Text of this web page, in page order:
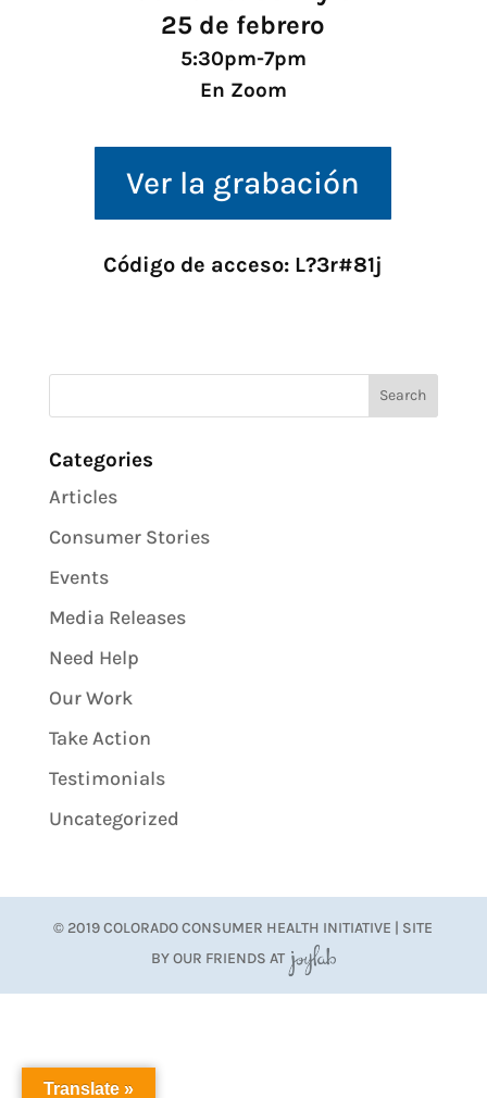
25 de febrero
5:30pm-7pm
En Zoom
Ver la grabación
Código de acceso: L?3r#81j
Categories
Articles
Consumer Stories
Events
Media Releases
Need Help
Our Work
Take Action
Testimonials
Uncategorized
© 2019 COLORADO CONSUMER HEALTH INITIATIVE | SITE
BY OUR FRIENDS AT JoyLab
Translate »